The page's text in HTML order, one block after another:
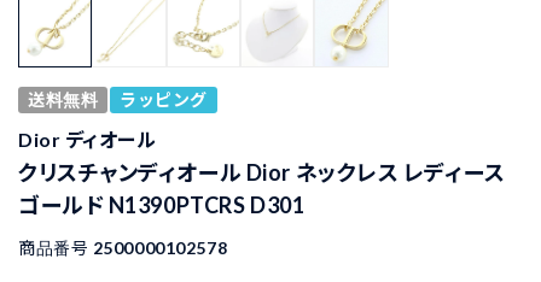
送料無料 ラッピング
Dior ディオール
クリスチャンディオール Dior ネックレス レディース
ゴールド N1390PTCRS D301
商品番号 2500000102578